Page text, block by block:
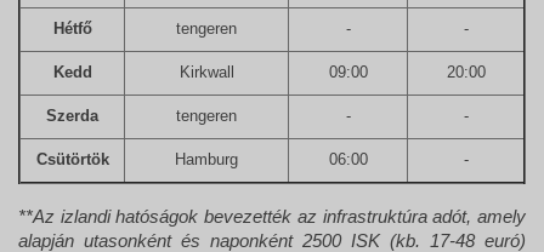
Hétfő tengeren - -
Kedd Kirkwall 09:00 20:00
Szerda tengeren - -
Csütörtök Hamburg 06:00 -
**Az izlandi hatóságok bevezették az infrastruktúra adót, amely
alapján utasonként és naponként 2500 ISK (kb. 17-48 euró)